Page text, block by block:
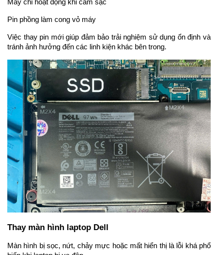
Máy chỉ hoạt động khi cắm sạc
Pin phồng làm cong vỏ máy
Việc thay pin mới giúp đảm bảo trải nghiệm sử dụng ổn định và
tránh ảnh hưởng đến các linh kiện khác bên trong.
Thay màn hình laptop Dell
Màn hình bị sọc, nứt, chảy mực hoặc mất hiển thị là lỗi khá phổ